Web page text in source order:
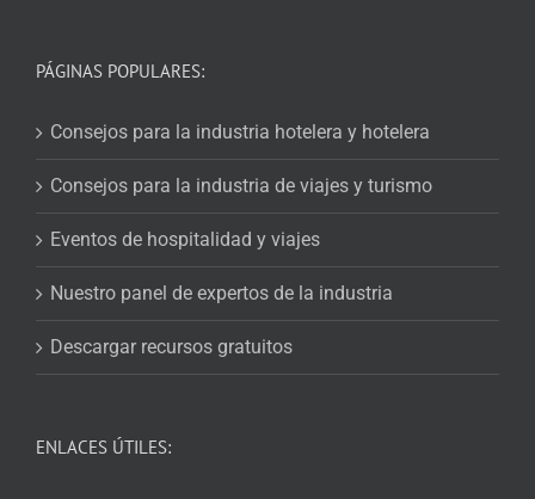
PÁGINAS POPULARES:
Consejos para la industria hotelera y hotelera
Consejos para la industria de viajes y turismo
Eventos de hospitalidad y viajes
Nuestro panel de expertos de la industria
Descargar recursos gratuitos
ENLACES ÚTILES: